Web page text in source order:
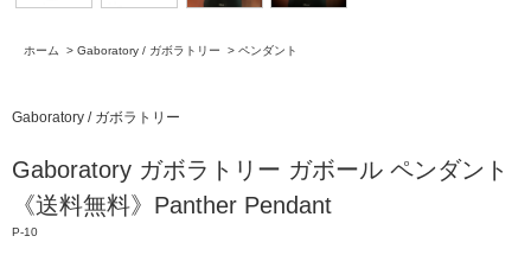
ホーム > Gaboratory / ガボラトリー > ペンダント
Gaboratory / ガボラトリー
Gaboratory ガボラトリー ガボール ペンダント
《送料無料》Panther Pendant
P-10